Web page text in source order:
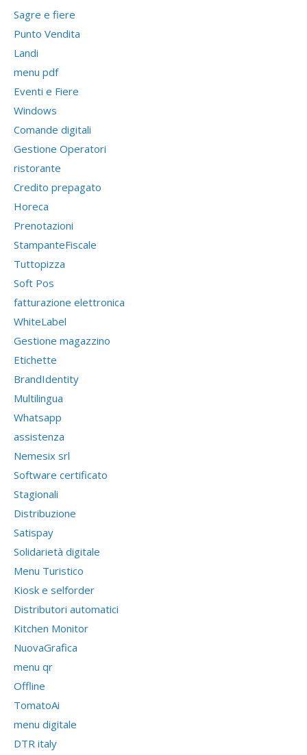
Sagre e fiere
Punto Vendita
Landi
menu pdf
Eventi e Fiere
Windows
Comande digitali
Gestione Operatori
ristorante
Credito prepagato
Horeca
Prenotazioni
StampanteFiscale
Tuttopizza
Soft Pos
fatturazione elettronica
WhiteLabel
Gestione magazzino
Etichette
BrandIdentity
Multilingua
Whatsapp
assistenza
Nemesix srl
Software certificato
Stagionali
Distribuzione
Satispay
Solidarietà digitale
Menu Turistico
Kiosk e selforder
Distributori automatici
Kitchen Monitor
NuovaGrafica
menu qr
Offline
TomatoAi
menu digitale
DTR italy